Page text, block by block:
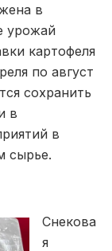
в
урожай
картофеля
по август
сохранить
в
в
сырье.
Снекова
я